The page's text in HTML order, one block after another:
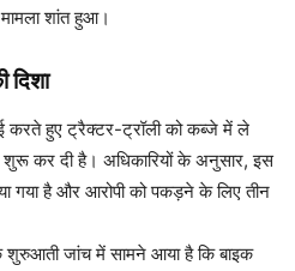
मामला शांत हुआ।
दिशा
करते हुए ट्रैक्टर-ट्रॉली को कब्जे में ले
कर दी है। अधिकारियों के अनुसार, इस
गया है और आरोपी को पकड़ने के लिए तीन
शुरुआती जांच में सामने आया है कि बाइक